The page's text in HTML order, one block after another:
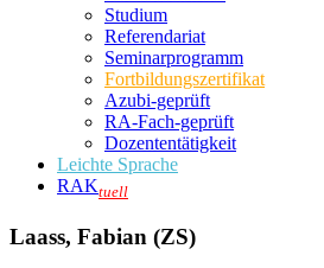
Studium
Referendariat
Seminarprogramm
Fortbildungszertifikat
Azubi-geprüft
RA-Fach-geprüft
Dozententätigkeit
Leichte Sprache
RAKtuell
Laass, Fabian (ZS)